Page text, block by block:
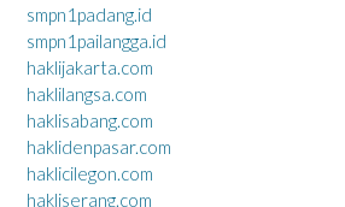
smpn1padang.id
smpn1pailangga.id
haklijakarta.com
haklilangsa.com
haklisabang.com
haklidenpasar.com
haklicilegon.com
hakliserang.com